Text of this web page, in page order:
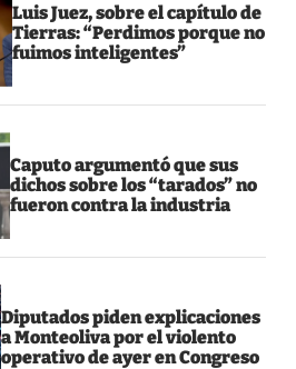
Luis Juez, sobre el capítulo de
Tierras: “Perdimos porque no
fuimos inteligentes”
Caputo argumentó que sus
dichos sobre los “tarados” no
fueron contra la industria
Diputados piden explicaciones
a Monteoliva por el violento
operativo de ayer en Congreso